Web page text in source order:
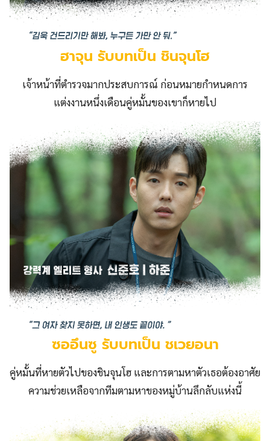
ฮาจุน รับบทเป็น ชินจุนโฮ
เจ้าหน้าที่ตำรวจมากประสบการณ์ ก่อนหมายกำหนดการ
แต่งงานหนึ่งเดือนคู่หมั้นของเขาก็หายไป
ซออึนซู รับบทเป็น ชเวยอนา
คู่หมั้นที่หายตัวไปของชินจุนโฮ และการตามหาตัวเธอต้องอาศัย
ความช่วยเหลือจากทีมตามหาของหมู่บ้านลึกลับแห่งนี้